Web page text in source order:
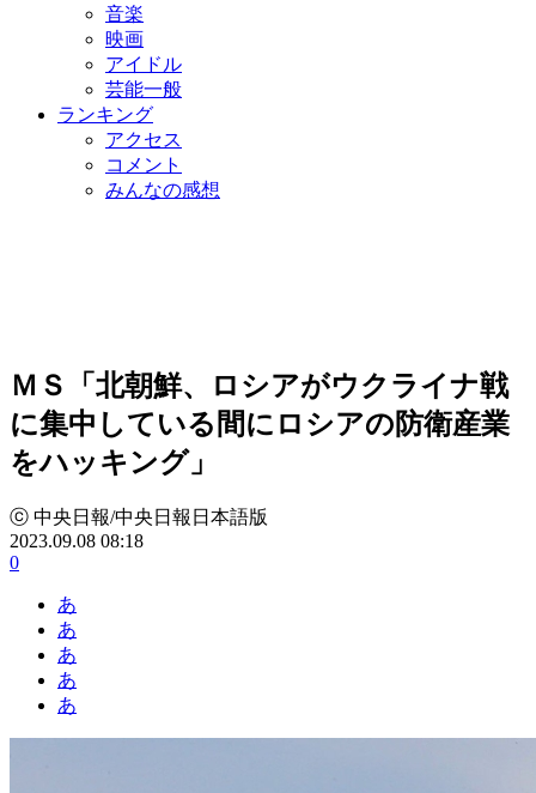
音楽
映画
アイドル
芸能一般
ランキング
アクセス
コメント
みんなの感想
ＭＳ「北朝鮮、ロシアがウクライナ戦
に集中している間にロシアの防衛産業
をハッキング」
ⓒ 中央日報/中央日報日本語版
2023.09.08 08:18
0
あ
あ
あ
あ
あ